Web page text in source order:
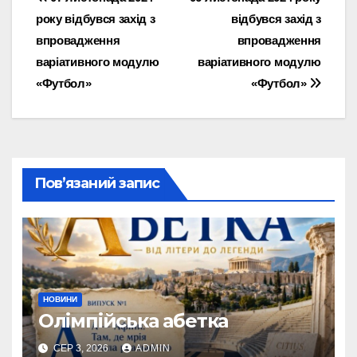
записів
відбувся захід з
впровадження
варіативного модулю
«Футбол»
року відбувся захід з
впровадження
варіативного модулю
«Футбол»
Пов’язаний запис
НОВИНИ
Олімпійська абетка
СЕР 3, 2026 ADMIN